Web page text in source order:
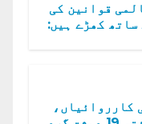
قوانین کی
ساتھ کھڑے ہیں:
کارروائیاں،